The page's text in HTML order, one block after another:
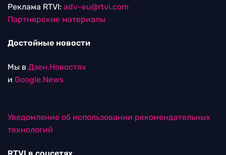
Реклама RTVI: adv-eu@rtvi.com
Партнерские материалы
Достойные новости
Мы в Дзен.Новостях
и Google.News
Уведомление об использовании рекомендательных
технологий